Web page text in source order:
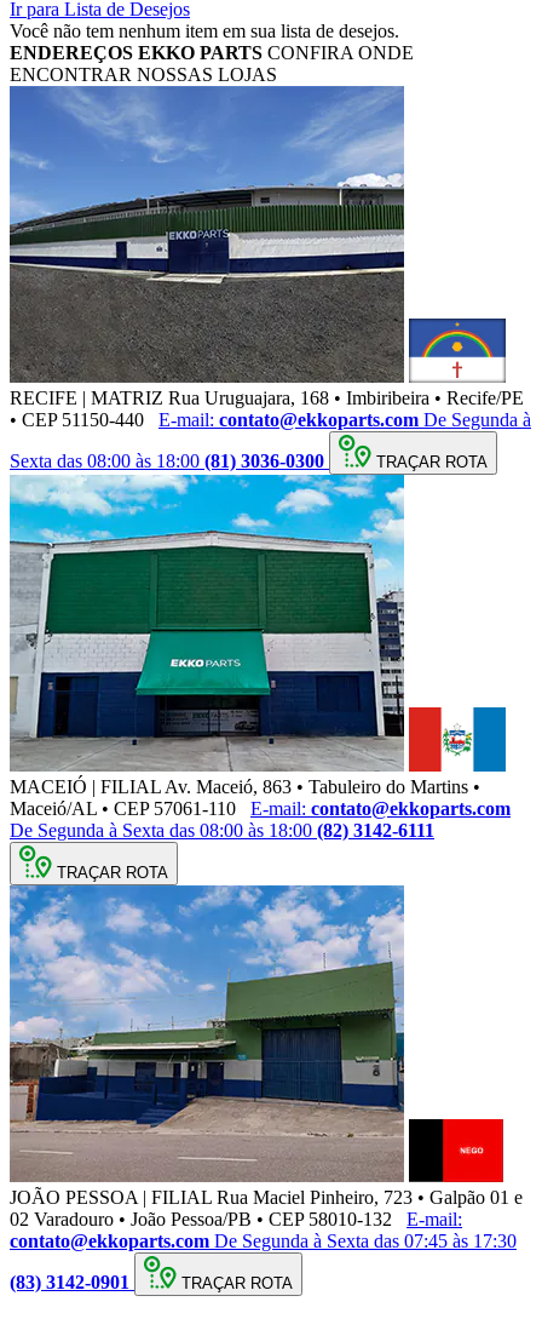
Ir para Lista de Desejos
Você não tem nenhum item em sua lista de desejos.
ENDEREÇOS EKKO PARTS CONFIRA ONDE
ENCONTRAR NOSSAS LOJAS
RECIFE | MATRIZ Rua Uruguajara, 168 • Imbiribeira • Recife/PE
• CEP 51150-440
E-mail: contato@ekkoparts.com De Segunda à
Sexta das 08:00 às 18:00 (81) 3036-0300 TRAÇAR ROTA
MACEIÓ | FILIAL Av. Maceió, 863 • Tabuleiro do Martins •
Maceió/AL • CEP 57061-110
E-mail: contato@ekkoparts.com
De Segunda à Sexta das 08:00 às 18:00 (82) 3142-6111
TRAÇAR ROTA
JOÃO PESSOA | FILIAL Rua Maciel Pinheiro, 723 • Galpão 01 e
02 Varadouro • João Pessoa/PB • CEP 58010-132
E-mail:
contato@ekkoparts.com De Segunda à Sexta das 07:45 às 17:30
(83) 3142-0901
TRAÇAR ROTA